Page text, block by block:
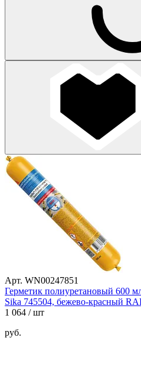
Арт. WN00247851
Герметик полиуретановый 600
Sika 745504, бежево-красный
1 064 / шт
руб.